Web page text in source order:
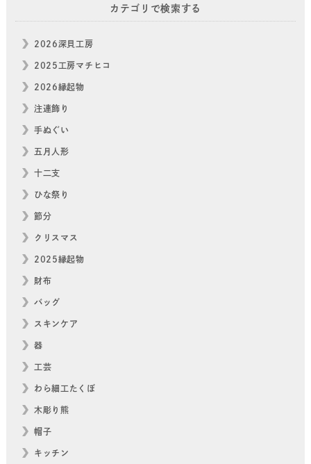
カテゴリで検索する
2026深貝工房
2025工房マチヒコ
2026縁起物
注連飾り
手ぬぐい
五月人形
十二支
ひな祭り
節分
クリスマス
2025縁起物
財布
バッグ
スキンケア
器
工芸
わら細工たくぼ
木彫り熊
帽子
キッチン